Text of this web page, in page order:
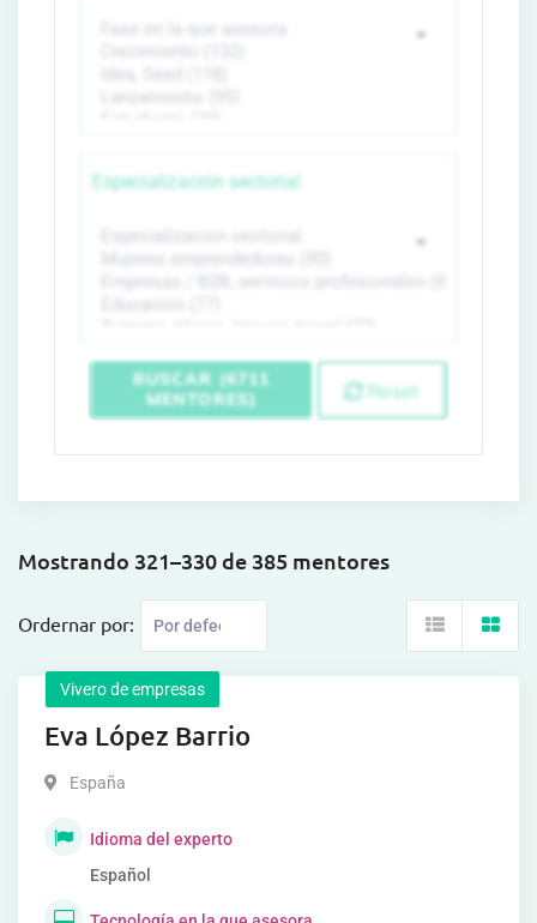
Especialización sectorial
BUSCAR (6711
MENTORES)
Reset
Mostrando 321–330 de 385 mentores
Ordernar por:
Vivero de empresas
Eva López Barrio
España
Idioma del experto
Español